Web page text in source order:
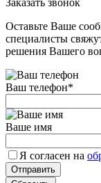
Заказать звонок
Оставьте Ваше
специалисты
решения Вашего
Ваш телефон*
Ваше имя
Я согласен на